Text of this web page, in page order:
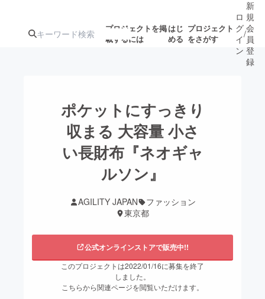
プロジェクトを掲
載するには
はじ
める
プロジェクト
をさがす
注目のリ
ターン
ジェクト
募集終了が近いプ
ロジェクト
アート・写真
ビジネス・起業
まちづくり・地域活性化
ロ
グ
イ
ン
/
新
規
会
員
登
録
ポケットにすっきり
収まる 大容量 小さ
い長財布『ネオギャ
ルソン』
AGILITY JAPAN
ファッション
東京都
公式オンラインストアで販売中!!
このプロジェクトは2022/01/16に募集を終了
しました。
こちらから関連ページを閲覧いただけます。